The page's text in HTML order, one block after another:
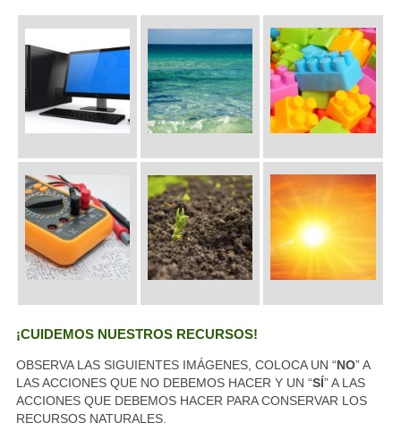
¡CUIDEMOS NUESTROS RECURSOS!
OBSERVA LAS SIGUIENTES IMÁGENES, COLOCA UN “NO” A
LAS ACCIONES QUE NO DEBEMOS HACER Y UN “SÍ” A LAS
ACCIONES QUE DEBEMOS HACER PARA CONSERVAR LOS
RECURSOS NATURALES.